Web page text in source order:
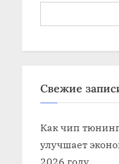
Свежие
Как чип
улучшает